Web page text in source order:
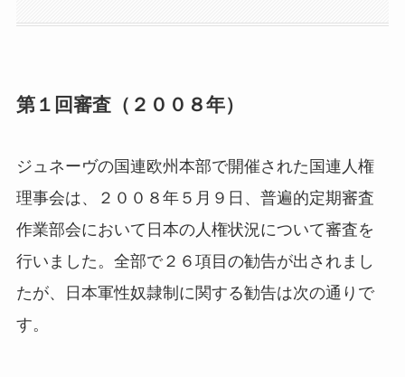
第１回審査（２００８年）
ジュネーヴの国連欧州本部で開催された国連人権
理事会は、２００８年５月９日、普遍的定期審査
作業部会において日本の人権状況について審査を
行いました。全部で２６項目の勧告が出されまし
たが、日本軍性奴隷制に関する勧告は次の通りで
す。